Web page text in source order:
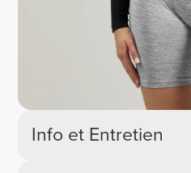
Info et Entretien